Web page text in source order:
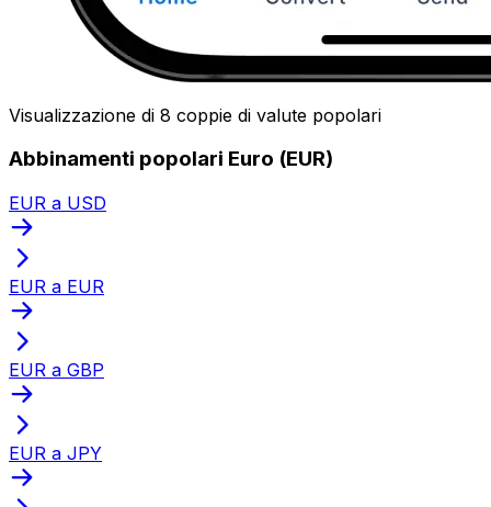
Visualizzazione di 8 coppie di valute popolari
Abbinamenti popolari Euro (EUR)
EUR a USD
EUR a EUR
EUR a GBP
EUR a JPY